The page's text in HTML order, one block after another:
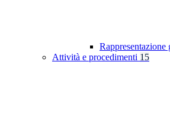
Rappresentazione
Attività e procedimenti 15